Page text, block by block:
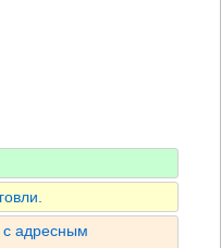
с адресным